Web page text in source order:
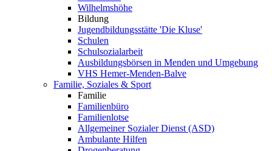
Wilhelmshöhe
Bildung
Jugendbildungsstätte 'Die Kluse'
Schulen
Schulsozialarbeit
Ausbildungsbörsen in Menden und Umgebung
VHS Hemer-Menden-Balve
Familie, Soziales & Sport
Familie
Familienbüro
Familienlotse
Allgemeiner Sozialer Dienst (ASD)
Ambulante Hilfen